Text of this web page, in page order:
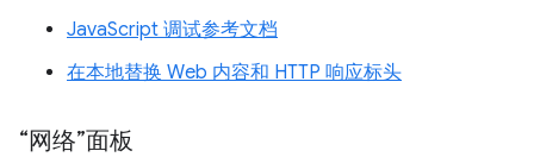
JavaScript 调试参考文档
在本地替换 Web 内容和 HTTP 响应标头
“网络”面板